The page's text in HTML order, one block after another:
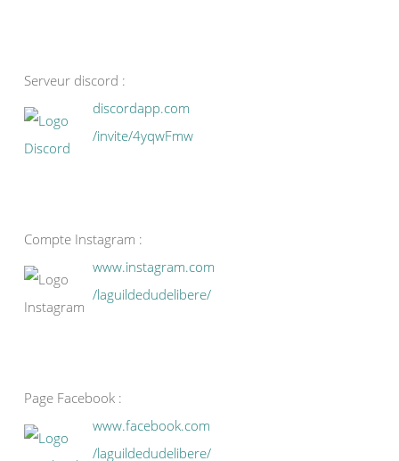
Serveur discord :
discordapp.com
/invite/4yqwFmw
Compte Instagram :
www.instagram.com
/laguildedudelibere/
Page Facebook :
www.facebook.com
/laguildedudelibere/